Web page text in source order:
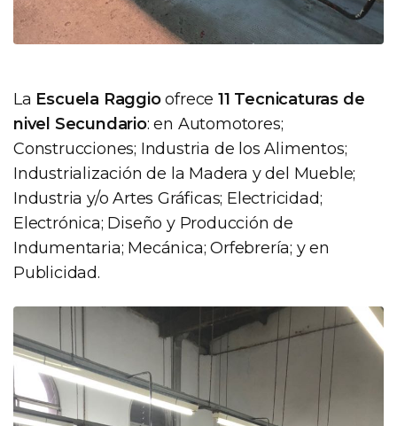
La Escuela Raggioofrece11 Tecnicaturas de
nivel Secundario: en Automotores;
Construcciones; Industria de los Alimentos;
Industrialización de la Madera y del Mueble;
Industria y/o Artes Gráficas; Electricidad;
Electrónica; Diseño y Producción de
Indumentaria; Mecánica; Orfebrería; y en
Publicidad.